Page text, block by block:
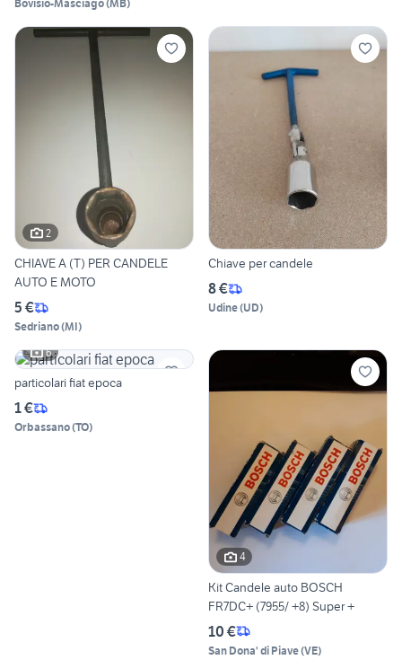
Bovisio-Masciago(MB)
2
CHIAVE A (T) PER CANDELE
AUTO E MOTO
5 €
Sedriano(MI)
Chiave per candele
8 €
Udine(UD)
6
particolari fiat epoca
1 €
Orbassano(TO)
4
Kit Candele auto BOSCH
FR7DC+ (7955/ +8) Super +
10 €
San Dona' di Piave(VE)